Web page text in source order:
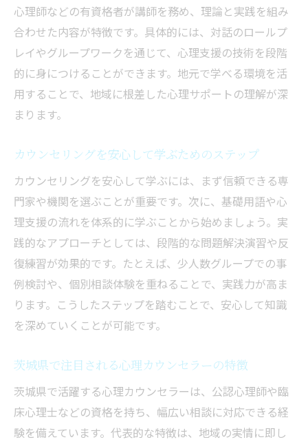
心理師などの有資格者が講師を務め、理論と実践を組み
合わせた内容が特徴です。具体的には、対話のロールプ
レイやグループワークを通じて、心理支援の技術を段階
的に身につけることができます。地元で学べる環境を活
用することで、地域に根差した心理サポートの理解が深
まります。
カウンセリングを安心して学ぶためのステップ
カウンセリングを安心して学ぶには、まず信頼できる専
門家や機関を選ぶことが重要です。次に、基礎用語や心
理支援の流れを体系的に学ぶことから始めましょう。実
践的なアプローチとしては、段階的な問題解決演習や反
復練習が効果的です。たとえば、少人数グループでの事
例検討や、個別相談体験を重ねることで、実践力が高ま
ります。こうしたステップを踏むことで、安心して知識
を深めていくことが可能です。
茨城県で注目される心理カウンセラーの特徴
茨城県で活躍する心理カウンセラーは、公認心理師や臨
床心理士などの資格を持ち、幅広い相談に対応できる経
験を備えています。代表的な特徴は、地域の実情に即し